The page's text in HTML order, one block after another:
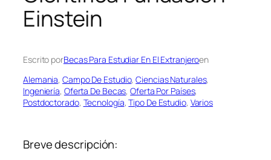
Einstein
Escrito porBecas Para Estudiar En El Extranjeroen
Alemania, Campo De Estudio, Ciencias Naturales
Ingeniería, Oferta De Becas, Oferta Por Países
Postdoctorado, Tecnología, Tipo De Estudio, Varios
Breve descripción: